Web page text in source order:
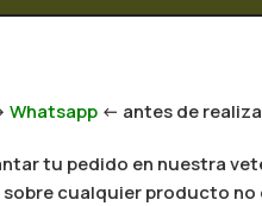
Whatsapp <- antes de
tu pedido en nuestra
sobre cualquier producto